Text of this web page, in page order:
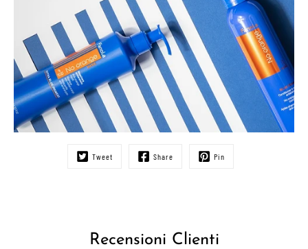
Tweet Share Pin
Recensioni Clienti